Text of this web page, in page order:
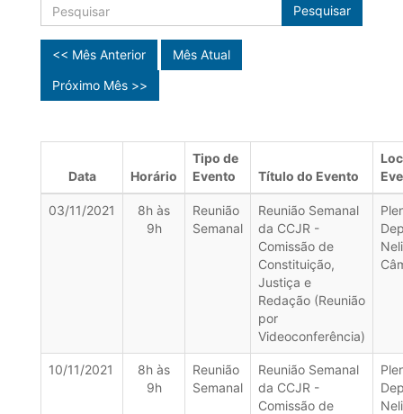
Pesquisar
<< Mês Anterior
Mês Atual
Próximo Mês >>
Data Horário
Tipo de
Evento
Título do Evento
03/11/2021
8h às
9h
Reunião
Semanal
Reunião Semanal
da CCJR -
Comissão de
Constituição,
Justiça e
Redação (Reunião
por
Videoconferência)
10/11/2021
8h às
9h
Reunião
Semanal
Reunião Semanal
da CCJR -
Comissão de